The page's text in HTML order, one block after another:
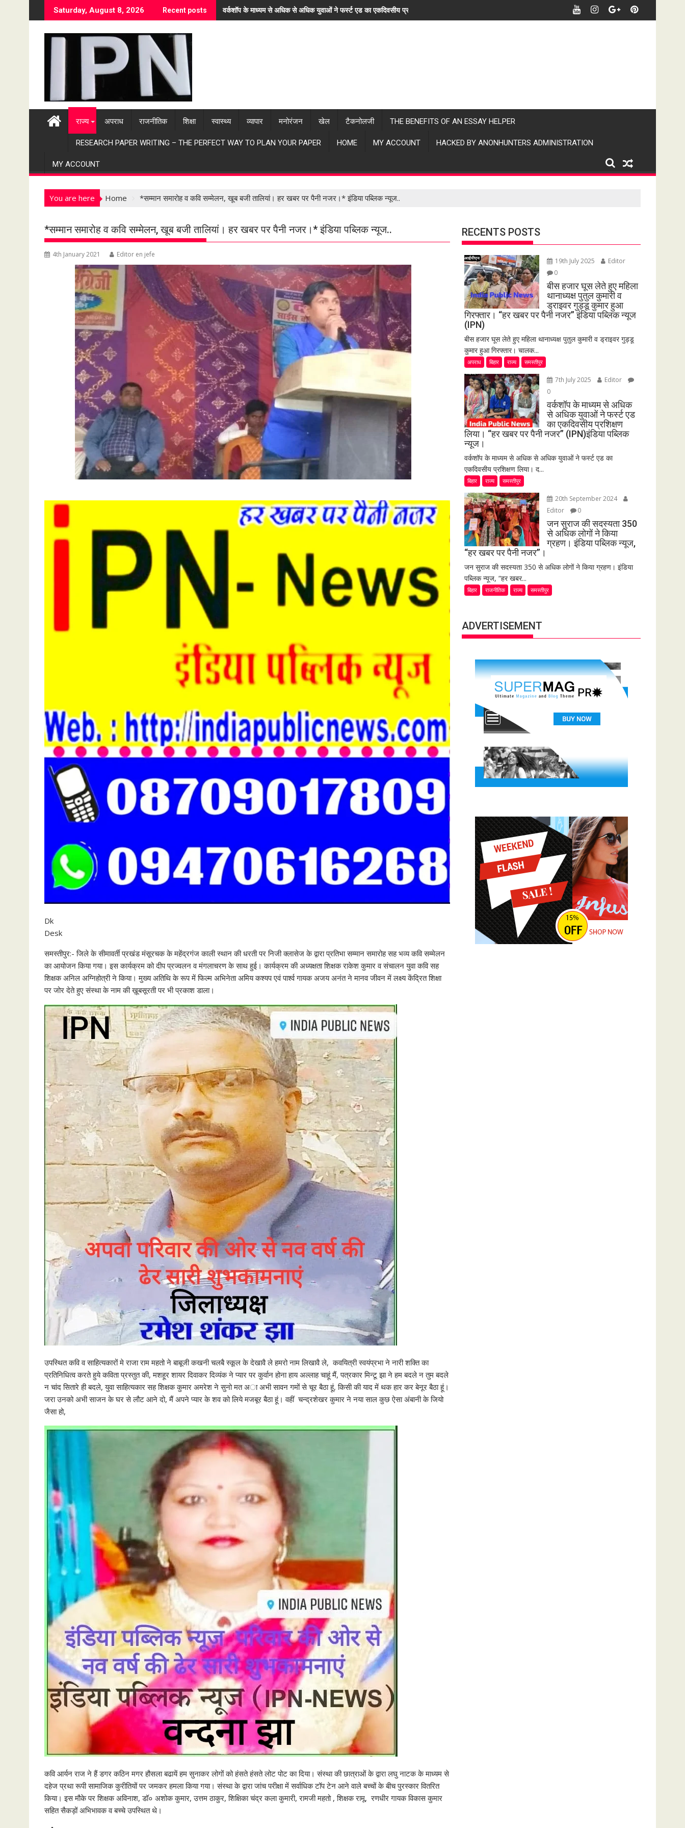
k
Saturday, August 8, 2026 Recent posts वर्कशॉप के माध्यम से अधिक से अधिक युवाओं ने फर्स्ट एड का एकदिवसीय प्रशिक्षण लिया। "हर खबर पर पैनी नजर" (IPN)इंडिया पब्लिक न्यूज।
राज्य अपराध राजनीतिक शिक्षा स्वास्थ्य व्यापार मनोरंजन खेल टैकनोलजी THE BENEFITS OF AN ESSAY HELPER
RESEARCH PAPER WRITING – THE PERFECT WAY TO PLAN YOUR PAPER HOME MY ACCOUNT HACKED BY ANONHUNTERS ADMINISTRATION
MY ACCOUNT
You are here Home *सम्मान समारोह व कवि सम्मेलन, खूब बजी तालियां। हर खबर पर पैनी नजर।* इंडिया पब्लिक न्यूज..
*सम्मान समारोह व कवि सम्मेलन, खूब बजी तालियां। हर खबर पर पैनी नजर।* इंडिया पब्लिक न्यूज..
4th January 2021 Editor en jefe
Dk
Desk
समस्तीपुर:- जिले के सीमावर्ती प्रखंड मंसूरचक के महेंद्रगंज काली स्थान की धरती पर निजी क्लासेज के द्वारा प्रतिभा सम्मान समारोह सह भव्य कवि सम्मेलन
का आयोजन किया गया। इस कार्यक्रम को दीप प्रज्वलन व मंगलाचरण के साथ हुई। कार्यक्रम की अध्यक्षता शिक्षक राकेश कुमार व संचालन युवा कवि सह
शिक्षक अनिल अग्निहोत्री ने किया। मुख्य अतिथि के रूप में फिल्म अभिनेता अमिय कश्यप एवं पार्श्व गायक अजय अनंत ने मानव जीवन में लक्ष्य केंद्रित शिक्षा
पर जोर देते हुए संस्था के नाम की ख़ूबसूरती पर भी प्रकाश डाला।
उपस्थित कवि व साहित्यकारों मे राजा राम महतो ने बाबूजी कखनी चलबै स्कूल के देखावै ले हमरो नाम लिखावै ले, कवयित्री स्वयंप्रभा ने नारी शक्ति का
प्रतिनिधित्व करते हुये कविता प्रस्तुत की, मशहूर शायर दिवाकर दिव्यंक ने प्यार पर कुर्वान होना हाय अल्लाह चाहूं मैं, पत्रकार मिन्टू झा ने हम बदले न तुम बदले
न चांद सितारे ही बदले, युवा साहित्यकार सह शिक्षक कुमार अमरेश ने सुनो मत अा अभी सावन गमों से चूर बैठा हूं, किसी की याद में थक हार कर बेनूर बैठा हूं।
जरा उनको अभी साजन के घर से लौट आने दो, मैं अपने प्यार के शव को लिये मजबूर बैठा हूं। वहीं चन्द्रशेखर कुमार ने नया साल कुछ ऐसा अंबानी के जियो
जैसा हो,
कवि आर्यन राज ने हैं डगर कठिन मगर हौसला बढायें हम सुनाकर लोगों को हंसते हंसते लोट पोट का दिया। संस्था की छात्राओं के द्वारा लघु नाटक के माध्यम से
दहेज प्रथा रूपी सामाजिक कुरीतियों पर जमकर हमला किया गया। संस्था के द्वारा जांच परीक्षा में सर्वाधिक टॉप टेन आने वाले बच्चों के बीच पुरस्कार वितरित
किया। इस मौके पर शिक्षक अविनाश, डॉ० अशोक कुमार, उत्तम ठाकुर, शिक्षिका चंद्र कला कुमारी, रामजी महतो , शिक्षक रामू, रणधीर गायक विकास कुमार
सहित सैकड़ों अभिभावक व बच्चे उपस्थित थे।
RECENTS POSTS
19th July 2025
Editor
0
बीस हजार घूस लेते हुए महिला
थानाध्यक्ष पुतुल कुमारी व
ड्राइवर गुड्डू कुमार हुआ
गिरफ्तार। “हर खबर पर पैनी नजर” इंडिया पब्लिक न्यूज
(IPN)
बीस हजार घूस लेते हुए महिला थानाध्यक्ष पुतुल कुमारी व ड्राइवर गुड्डू
कुमार हुआ गिरफ्तार। चालक...
अपराध बिहार राज्य समस्तीपुर
7th July 2025
Editor
0
वर्कशॉप के माध्यम से अधिक
से अधिक युवाओं ने फर्स्ट एड
का एकदिवसीय प्रशिक्षण
लिया। “हर खबर पर पैनी नजर” (IPN)इंडिया पब्लिक
न्यूज।
वर्कशॉप के माध्यम से अधिक से अधिक युवाओं ने फर्स्ट एड का
एकदिवसीय प्रशिक्षण लिया। द...
बिहार राज्य समस्तीपुर
20th September 2024
Editor
0
जन सुराज की सदस्यता 350
से अधिक लोगों ने किया
ग्रहण। इंडिया पब्लिक न्यूज,
“हर खबर पर पैनी नजर”।
जन सुराज की सदस्यता 350 से अधिक लोगों ने किया ग्रहण। इंडिया
पब्लिक न्यूज, “हर खबर...
बिहार राजनीतिक राज्य समस्तीपुर
ADVERTISEMENT